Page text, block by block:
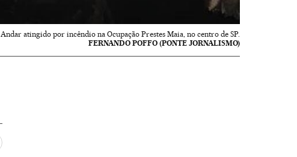
Andar atingido por incêndio na Ocupação Prestes Maia, no centro de SP.
FERNANDO POFFO (PONTE JORNALISMO)